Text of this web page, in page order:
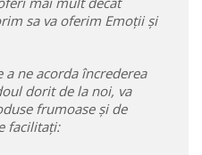
sa va oferim Emoții și
a ne acorda încrederea
dorit de la noi, va
frumoase și de
facilitați: